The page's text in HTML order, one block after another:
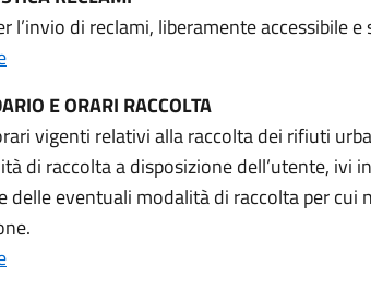
l’invio di reclami, liberamente accessibile e
E ORARI RACCOLTA
vigenti relativi alla raccolta dei rifiuti
di raccolta a disposizione dell’utente, ivi
delle eventuali modalità di raccolta per cui